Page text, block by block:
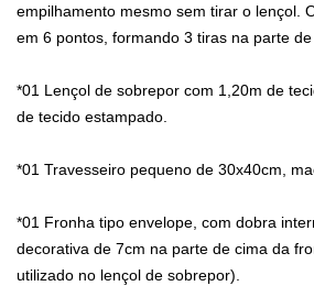
empilhamento mesmo sem tirar o lençol.
em 6 pontos, formando 3 tiras na parte de
*01 Lençol de sobrepor com 1,20m de
de tecido estampado.
*01 Travesseiro pequeno de 30x40cm,
*01 Fronha tipo envelope, com dobra
decorativa de 7cm na parte de cima da
utilizado no lençol de sobrepor).